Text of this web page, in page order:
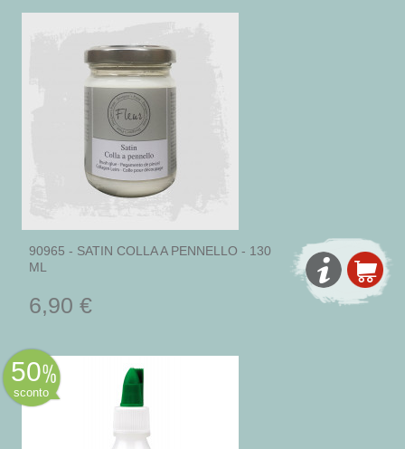
90965 - SATIN COLLA A PENNELLO - 130
ML
6,90 €
50
sconto